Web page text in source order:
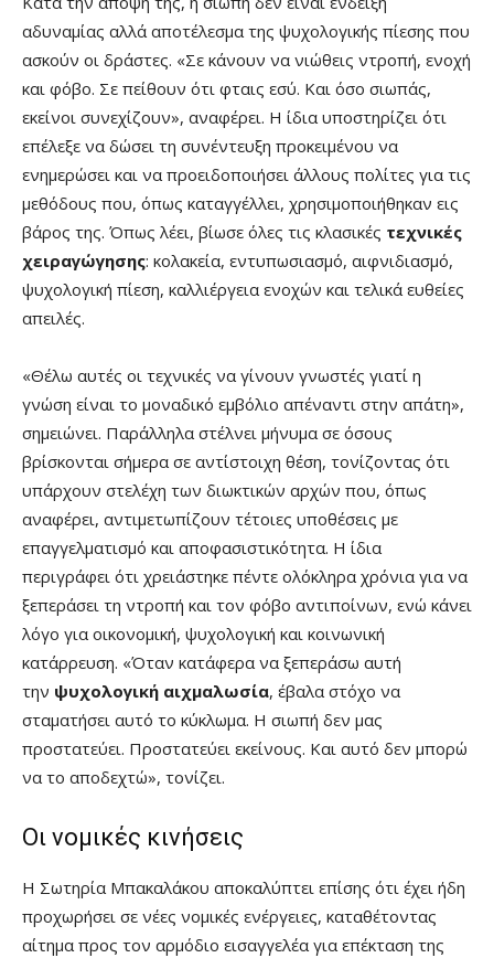
αδυναμίας αλλά αποτέλεσμα της ψυχολογικής πίεσης που
ασκούν οι δράστες. «Σε κάνουν να νιώθεις ντροπή, ενοχή
και φόβο. Σε πείθουν ότι φταις εσύ. Και όσο σιωπάς,
εκείνοι συνεχίζουν», αναφέρει. Η ίδια υποστηρίζει ότι
επέλεξε να δώσει τη συνέντευξη προκειμένου να
ενημερώσει και να προειδοποιήσει άλλους πολίτες για τις
μεθόδους που, όπως καταγγέλλει, χρησιμοποιήθηκαν εις
βάρος της. Όπως λέει, βίωσε όλες τις κλασικές τεχνικές
χειραγώγησης: κολακεία, εντυπωσιασμό, αιφνιδιασμό,
ψυχολογική πίεση, καλλιέργεια ενοχών και τελικά ευθείες
απειλές.
«Θέλω αυτές οι τεχνικές να γίνουν γνωστές γιατί η
γνώση είναι το μοναδικό εμβόλιο απέναντι στην απάτη»,
σημειώνει. Παράλληλα στέλνει μήνυμα σε όσους
βρίσκονται σήμερα σε αντίστοιχη θέση, τονίζοντας ότι
υπάρχουν στελέχη των διωκτικών αρχών που, όπως
αναφέρει, αντιμετωπίζουν τέτοιες υποθέσεις με
επαγγελματισμό και αποφασιστικότητα. Η ίδια
περιγράφει ότι χρειάστηκε πέντε ολόκληρα χρόνια για να
ξεπεράσει τη ντροπή και τον φόβο αντιποίνων, ενώ κάνει
λόγο για οικονομική, ψυχολογική και κοινωνική
κατάρρευση. «Όταν κατάφερα να ξεπεράσω αυτή
την ψυχολογική αιχμαλωσία, έβαλα στόχο να
σταματήσει αυτό το κύκλωμα. Η σιωπή δεν μας
προστατεύει. Προστατεύει εκείνους. Και αυτό δεν μπορώ
να το αποδεχτώ», τονίζει.
Οι νομικές κινήσεις
Η Σωτηρία Μπακαλάκου αποκαλύπτει επίσης ότι έχει ήδη
προχωρήσει σε νέες νομικές ενέργειες, καταθέτοντας
αίτημα προς τον αρμόδιο εισαγγελέα για επέκταση της